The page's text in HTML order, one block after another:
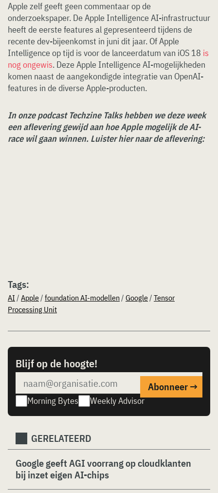
Apple zelf geeft geen commentaar op de
onderzoekspaper. De Apple Intelligence AI-infrastructuur
heeft de eerste features al gepresenteerd tijdens de
recente dev-bijeenkomst in juni dit jaar. Of Apple
Intelligence op tijd is voor de lanceerdatum van iOS 18 is
nog ongewis. Deze Apple Intelligence AI-mogelijkheden
komen naast de aangekondigde integratie van OpenAI-
features in de diverse Apple-producten.
In onze podcast Techzine Talks hebben we deze week
een aflevering gewijd aan hoe Apple mogelijk de AI-
race wil gaan winnen. Luister hier naar de aflevering:
Tags:
AI / Apple/ foundation AI-modellen / Google/ Tensor
Processing Unit
Blijf op de hoogte!
Morning Bytes Weekly Advisor
GERELATEERD
Google geeft AGI voorrang op cloudklanten
bij inzet eigen AI-chips